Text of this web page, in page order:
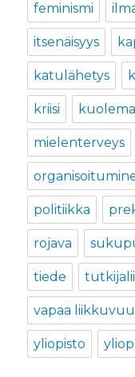
feminismi
itsenäisyys
katulähetys
kriisi kuolema
mielenterveys
politiikka
rojava
tiede
vapaa
yliopisto